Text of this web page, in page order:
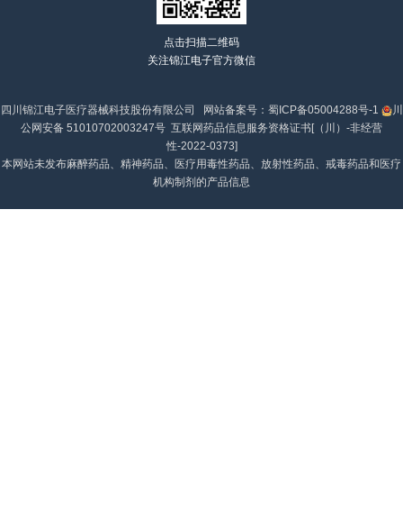
点击扫描二维码
关注锦江电子官方微信
四川锦江电子医疗器械科技股份有限公司 网站备案号： 蜀ICP备05004288号-1
川
公网安备 51010702003247号 互联网药品信息服务资格证书[（川）-非经营
性-2022-0373]
本网站未发布麻醉药品、精神药品、医疗用毒性药品、放射性药品、戒毒药品和医疗
机构制剂的产品信息